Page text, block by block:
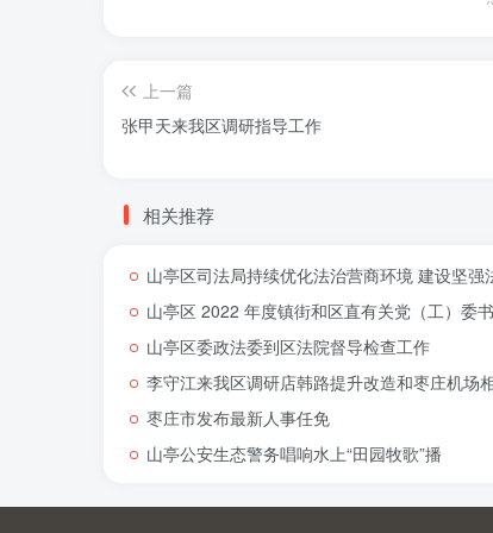
上一篇
张甲天来我区调研指导工作
相关推荐
山亭区司法局持续优化法治营商环境 建设坚强
山亭区 2022 年度镇街和区直有关党（工）委
山亭区委政法委到区法院督导检查工作
李守江来我区调研店韩路提升改造和枣庄机场
枣庄市发布最新人事任免
山亭公安生态警务唱响水上“田园牧歌”播